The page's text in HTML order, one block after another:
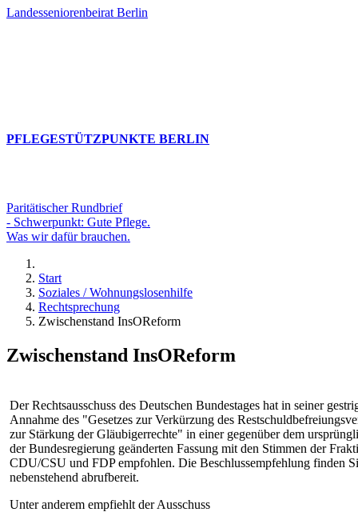
Landesseniorenbeirat Berlin
PFLEGESTÜTZPUNKTE BERLIN
Paritätischer Rundbrief
- Schwerpunkt: Gute Pflege.
Was wir dafür brauchen.
Start
Soziales / Wohnungslosenhilfe
Rechtsprechung
Zwischenstand InsOReform
Zwischenstand InsOReform
Der Rechtsausschuss des Deutschen Bundestages hat in seiner
Annahme des "Gesetzes zur Verkürzung des
zur Stärkung der Gläubigerrechte" in einer gegenüber dem
der Bundesregierung geänderten Fassung mit den Stimmen der
CDU/CSU und FDP empfohlen. Die Beschlussempfehlung finden
nebenstehend abrufbereit.
Unter anderem empfiehlt der Ausschuss